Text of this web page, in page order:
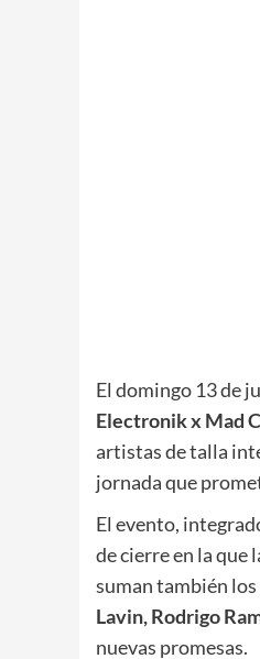
El domingo 13 de
Electronik x Mad
artistas de talla
jornada que
El evento,
de cierre en la que
suman también los
Lavin, Rodrigo
nuevas promesas.